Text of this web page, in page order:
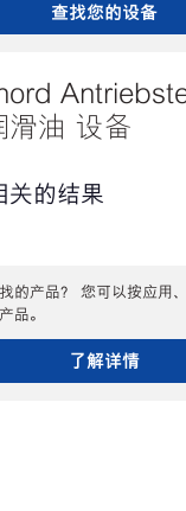
查找您的设备
滑油 设备
关的结果
的产品？ 您可以按应用
品。
了解详情